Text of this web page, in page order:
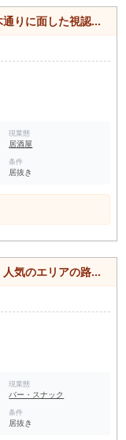
性良好角ビル居抜き物件
現業態
居酒屋
条件
居抜き
ョットバー内装付き居抜き店舗
現業態
バー・スナック
条件
居抜き